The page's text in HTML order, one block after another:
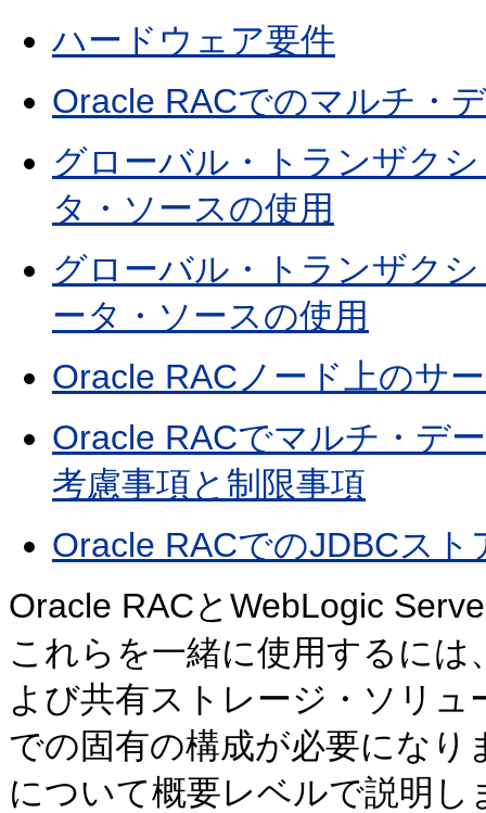
ハードウェア要件
Oracle RACでのマルチ・
グローバル・トランザク
タ・ソースの使用
グローバル・トランザク
ータ・ソースの使用
Oracle RACノード上のサ
Oracle RACでマルチ・デ
考慮事項と制限事項
Oracle RACでのJDBCス
Oracle RACとWebLogic
これらを一緒に使用するに
よび共有ストレージ・ソリ
での固有の構成が必要にな
について概要レベルで説明